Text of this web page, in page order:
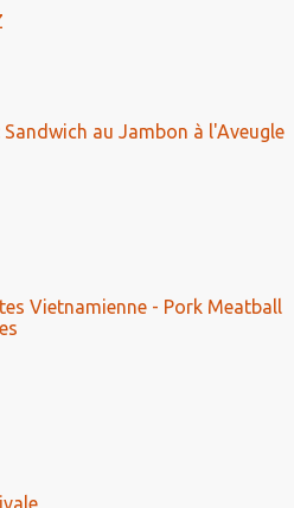
au Jambon à l'Aveugle
Vietnamienne - Pork Meatball